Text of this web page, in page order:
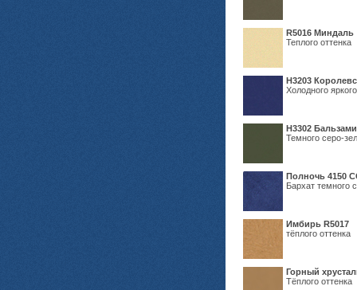
R5016 Миндаль
Теплого оттенка
Н3203
Холодного
Н3302
Темного серо-
Полночь 4150
Бархат темного
Имбирь R5017
тёплого оттенка
Горный
Тёплого оттенка